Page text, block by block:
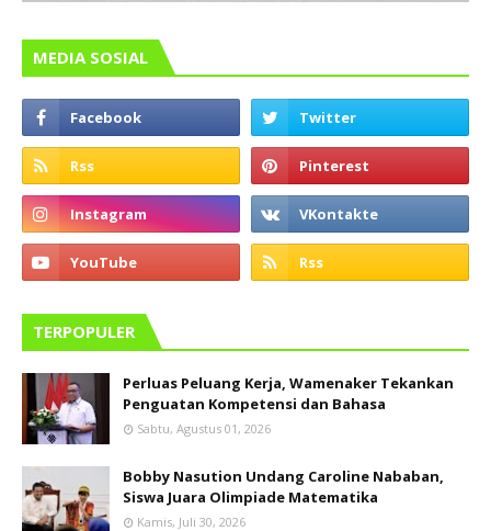
MEDIA SOSIAL
TERPOPULER
Perluas Peluang Kerja, Wamenaker Tekankan
Penguatan Kompetensi dan Bahasa
Sabtu, Agustus 01, 2026
Bobby Nasution Undang Caroline Nababan,
Siswa Juara Olimpiade Matematika
Kamis, Juli 30, 2026